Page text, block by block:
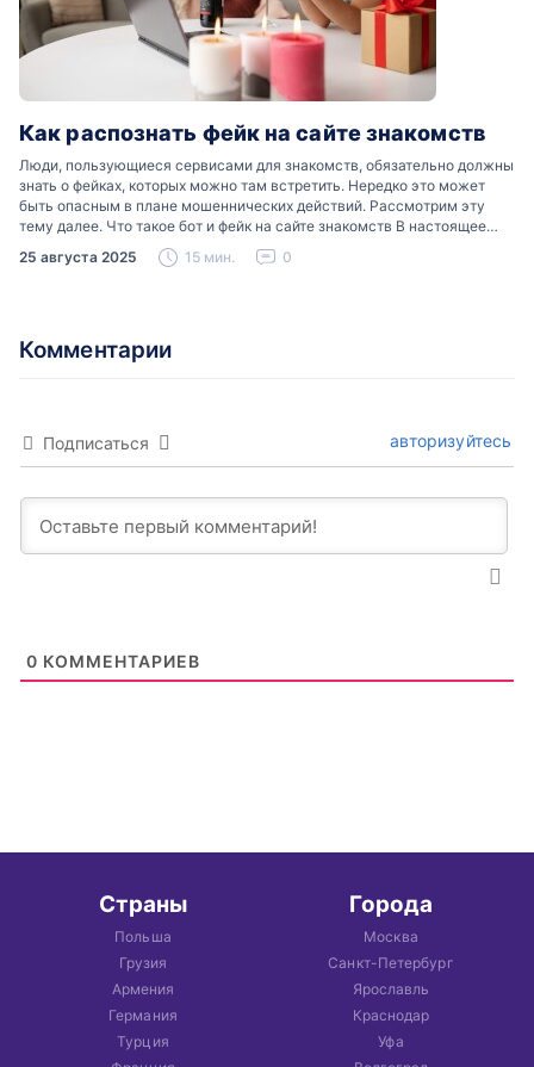
Как распознать фейк на сайте знакомств
Люди, пользующиеся сервисами для знакомств, обязательно должны
знать о фейках, которых можно там встретить. Нередко это может
быть опасным в плане мошеннических действий. Рассмотрим эту
тему далее. Что такое бот и фейк на сайте знакомств В настоящее
время можно встретить свою…
25 августа 2025 15 мин. 0
Комментарии
Подписаться авторизуйтесь
0 КОММЕНТАРИЕВ
Страны
Польша
Грузия
Армения
Германия
Турция
Города
Москва
Санкт-Петербург
Ярославль
Краснодар
Уфа